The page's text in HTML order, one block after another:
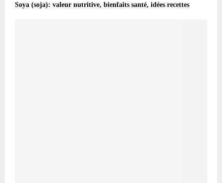
Soya (soja): valeur nutritive, bienfaits santé, idées recettes